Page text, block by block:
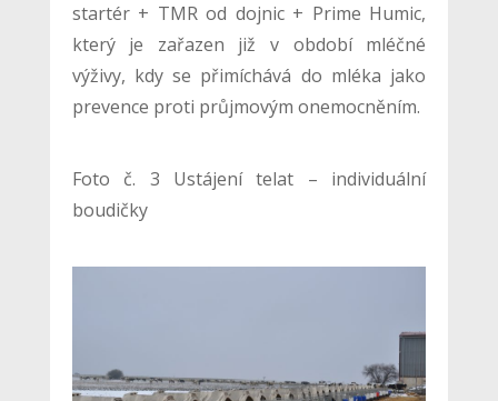
startér + TMR od dojnic + Prime Humic,
který je zařazen již v období mléčné
výživy, kdy se přimíchává do mléka jako
prevence proti průjmovým onemocněním.
Foto č. 3 Ustájení telat – individuální
boudičky